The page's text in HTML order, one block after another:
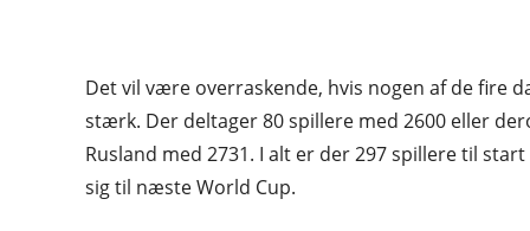
Det vil være overraskende, hvis nogen af de fire
stærk. Der deltager 80 spillere med 2600 eller
Rusland med 2731. I alt er der 297 spillere til
sig til næste World Cup.